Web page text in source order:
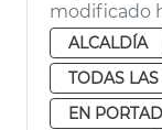
modificado
ALCALDÍA
TODAS
EN